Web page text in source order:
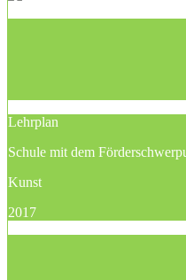
Lehrplan
Schule mit dem
Kunst
2017